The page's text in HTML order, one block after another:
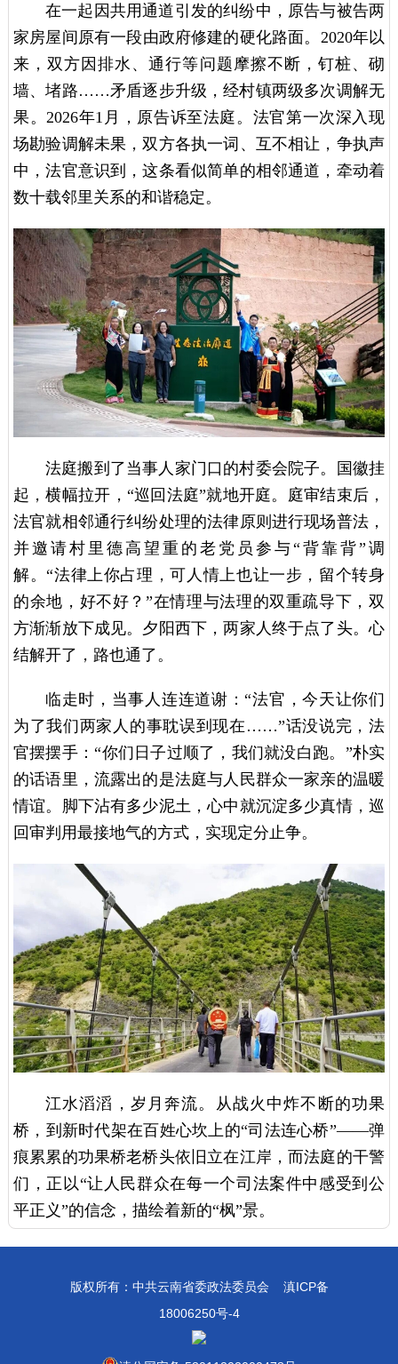
在一起因共用通道引发的纠纷中，原告与被告两
家房屋间原有一段由政府修建的硬化路面。2020年以
来，双方因排水、通行等问题摩擦不断，钉桩、砌
墙、堵路……矛盾逐步升级，经村镇两级多次调解无
果。2026年1月，原告诉至法庭。法官第一次深入现
场勘验调解未果，双方各执一词、互不相让，争执声
中，法官意识到，这条看似简单的相邻通道，牵动着
数十载邻里关系的和谐稳定。
法庭搬到了当事人家门口的村委会院子。国徽挂
起，横幅拉开，“巡回法庭”就地开庭。庭审结束后，
法官就相邻通行纠纷处理的法律原则进行现场普法，
并邀请村里德高望重的老党员参与“背靠背”调
解。“法律上你占理，可人情上也让一步，留个转身
的余地，好不好？”在情理与法理的双重疏导下，双
方渐渐放下成见。夕阳西下，两家人终于点了头。心
结解开了，路也通了。
临走时，当事人连连道谢：“法官，今天让你们
为了我们两家人的事耽误到现在……”话没说完，法
官摆摆手：“你们日子过顺了，我们就没白跑。”朴实
的话语里，流露出的是法庭与人民群众一家亲的温暖
情谊。脚下沾有多少泥土，心中就沉淀多少真情，巡
回审判用最接地气的方式，实现定分止争。
江水滔滔，岁月奔流。从战火中炸不断的功果
桥，到新时代架在百姓心坎上的“司法连心桥”——弹
痕累累的功果桥老桥头依旧立在江岸，而法庭的干警
们，正以“让人民群众在每一个司法案件中感受到公
平正义”的信念，描绘着新的“枫”景。
版权所有：中共云南省委政法委员会 滇ICP备
18006250号-4